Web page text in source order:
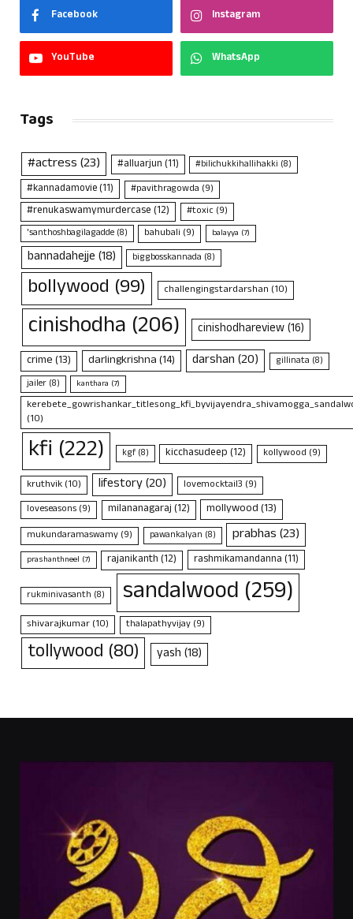
Facebook Instagram
YouTube WhatsApp
Tags
#actress(23) #alluarjun(11) #bilichukkihallihakki (8)
#kannadamovie(11) #pavithragowda (9)
#renukaswamymurdercase(12) #toxic(9)
'santhoshbagilagadde (8) bahubali (9) balayya (7)
bannadahejje(18) biggbosskannada (8)
bollywood (99) challengingstardarshan (10)
cinishodha (206) cinishodhareview(16)
crime(13) darlingkrishna(14) darshan(20) gillinata (8)
jailer (8) kanthara (7)
(10)
kfi (222) kgf(8) kicchasudeep(12) kollywood (9)
kruthvik(10) lifestory(20) lovemocktail3 (9)
loveseasons (9) milananagaraj(12) mollywood(13)
mukundaramaswamy (9) pawankalyan (8) prabhas(23)
prashanthneel (7) rajanikanth(12) rashmikamandanna(11)
rukminivasanth (8) sandalwood (259)
shivarajkumar(10) thalapathyvijay(9)
tollywood (80) yash(18)